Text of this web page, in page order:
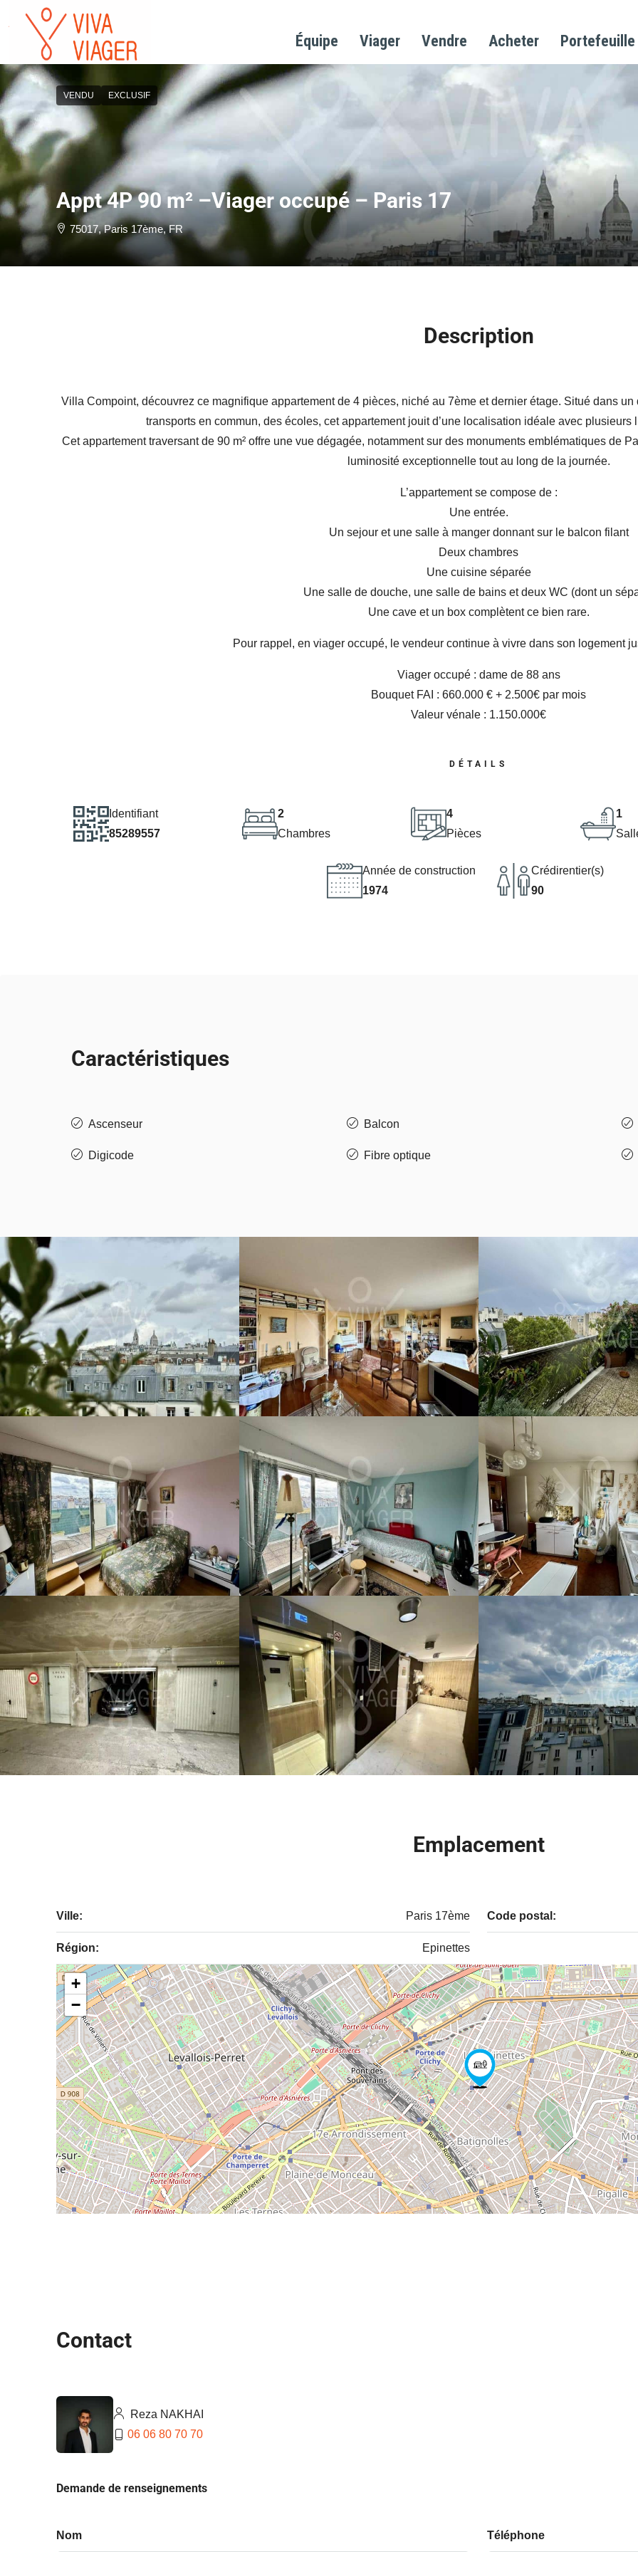
Équipe Viager Vendre Acheter Portefeuille
VENDU EXCLUSIF
Appt 4P 90 m² –Viager occupé – Paris 17
75017, Paris 17ème, FR
Description
Villa Compoint, découvrez ce magnifique appartement de 4 pièces, niché au 7ème et dernier étage. Situé dans
transports en commun, des écoles, cet appartement jouit d’une localisation idéale avec plusieurs
Cet appartement traversant de 90 m² offre une vue dégagée, notamment sur des monuments emblématiques de
luminosité exceptionnelle tout au long de la journée.
L’appartement se compose de :
Une entrée.
Un sejour et une salle à manger donnant sur le balcon filant
Deux chambres
Une cuisine séparée
Une salle de douche, une salle de bains et deux WC (dont un
Une cave et un box complètent ce bien rare.
Pour rappel, en viager occupé, le vendeur continue à vivre dans son logement
Viager occupé : dame de 88 ans
Bouquet FAI : 660.000 € + 2.500€ par mois
Valeur vénale : 1.150.000€
DÉTAILS
Identifiant
85289557
2
Chambres
4
Pièces
1
Année de construction
1974
Crédirentier(s)
90
Caractéristiques
Ascenseur Balcon
Digicode Fibre optique
Emplacement
Ville: Paris 17ème Code postal:
Région: Epinettes
+
−
Contact
Reza NAKHAI
06 06 80 70 70
Demande de renseignements
Nom Téléphone